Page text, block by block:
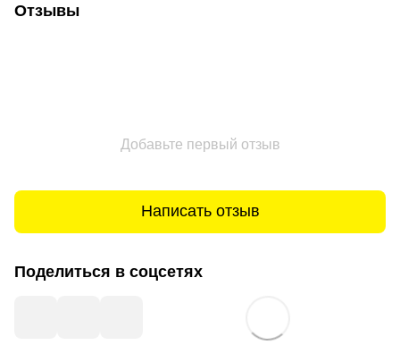
Отзывы
Добавьте первый отзыв
Написать отзыв
Поделиться в соцсетях